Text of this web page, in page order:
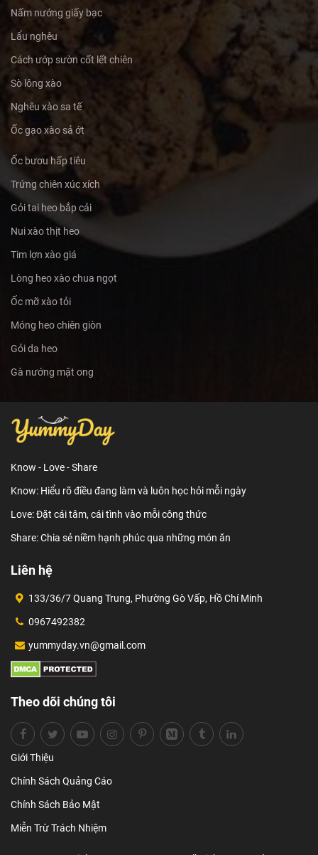
Nấm nướng giấy bạc
Lẩu nghêu
Cách ướp sườn cốt lết chiên
Sò lông xào
Nghêu xào sa tế
Ốc gạo xào sả ớt
Ốc bươu hấp tiêu
Trứng chiên xúc xích
Gỏi tai heo bắp cải
Nui xào thịt heo
Tim lợn xào giá
Lòng heo xào chua ngọt
Ốc mỡ xào tỏi
Móng heo chiên giòn
Gỏi da heo
Gà nướng mật ong
Know - Love - Share
Know: Hiểu rõ điều đang làm và luôn học hỏi mỗi ngày
Love: Đặt cái tâm, cái tình vào mỗi công thức
Share: Chia sẻ niềm hạnh phúc qua những món ăn
Liên hệ
133/36/7 Quang Trung, Phường Gò Vấp, Hồ Chí Minh
0967492382
yummyday.vn@gmail.com
Theo dõi chúng tôi
Giới Thiệu
Chính Sách Quảng Cáo
Chính Sách Bảo Mật
Miễn Trừ Trách Nhiệm